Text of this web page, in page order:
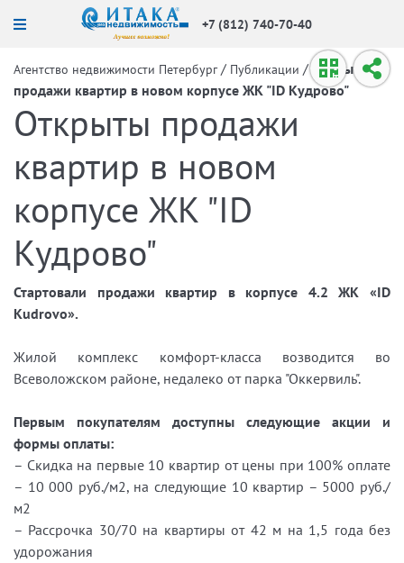
+7 (812) 740-70-40
Агентство недвижимости Петербург / Публикации / Открыты
продажи квартир в новом корпусе ЖК "ID Кудрово"
Открыты продажи
квартир в новом
корпусе ЖК "ID
Кудрово"
Стартовали продажи квартир в корпусе 4.2 ЖК «ID
Kudrovo».
Жилой комплекс комфорт-класса возводится во
Всеволожском районе, недалеко от парка "Оккервиль".
Первым покупателям доступны следующие акции и
формы оплаты:
– Скидка на первые 10 квартир от цены при 100% оплате
– 10 000 руб./м2, на следующие 10 квартир – 5000 руб./
м2
– Рассрочка 30/70 на квартиры от 42 м на 1,5 года без
удорожания